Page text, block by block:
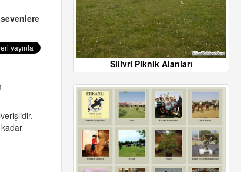
Silivri Piknik Alanları